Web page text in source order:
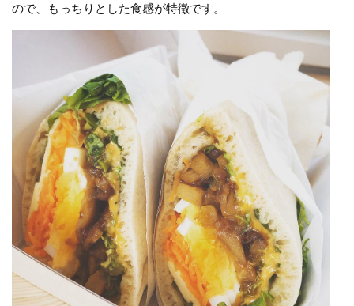
ので、もっちりとした食感が特徴です。